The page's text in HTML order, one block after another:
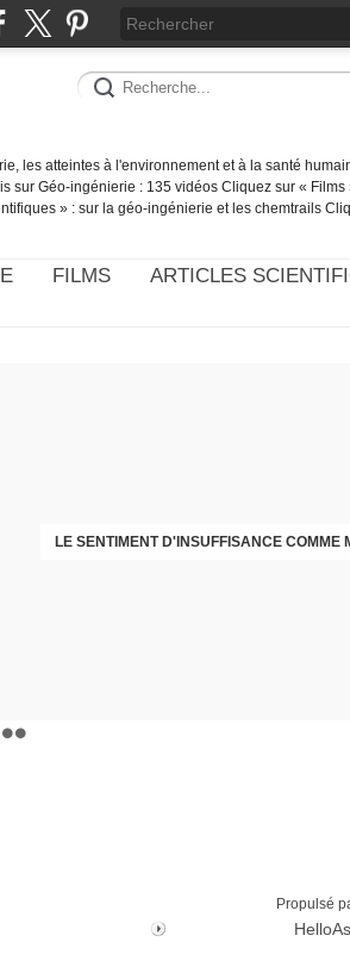
les atteintes à l'environnement et à la santé
sur Géo-ingénierie : 135 vidéos Cliquez sur « Films
» : sur la géo-ingénierie et les chemtrails
FILMS
ARTICLES
LE SENTIMENT D'INSUFFISANCE COMME
DÉNI MÉDICAL SUR LES
Propulsé